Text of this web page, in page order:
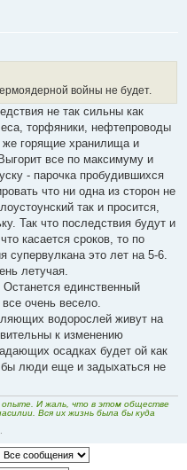
войны не будет.
не так сильны как
торфяники, нефтепроводы
же горящие хранилища и
все по максимуму и
- парочка пробудившихся
что ни одна из сторон не
так и просится,
Так что последствия будут и
касается сроков, то по
супервулкана это лет на 5-6.
летучая.
единственный
очень весело.
водорослей живут на
к изменению
осадках будет ой как
бы люди еще и задыхаться не
И жаль, что в этом обществе
Вся их жизнь была бы куда